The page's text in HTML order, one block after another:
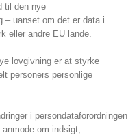
til den nye
– uanset om det er data i
eller andre EU lande.
lovgivning er at styrke
personers personlige
i persondataforordningen
om indsigt,